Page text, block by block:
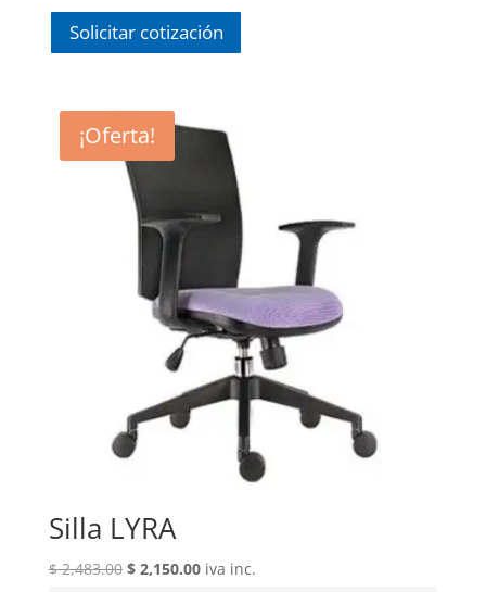
Solicitar cotización
¡Oferta!
Silla LYRA
$2,483.00 El
$2,150.00Eliva inc.